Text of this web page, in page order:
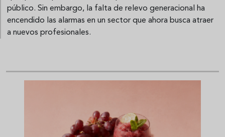
público. Sin embargo, la falta de relevo generacional ha
encendido las alarmas en un sector que ahora busca atraer
a nuevos profesionales.